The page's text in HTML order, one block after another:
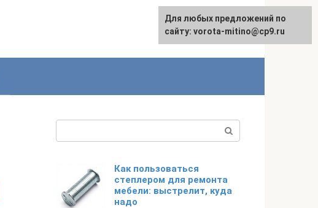
Как пользоваться
степлером для ремонта
мебели: выстрелит, куда
надо
Для любых предложений по
сайту: vorota-mitino@cp9.ru